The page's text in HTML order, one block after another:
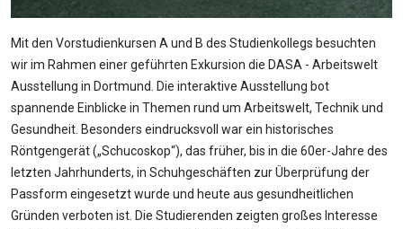
Mit den Vorstudienkursen A und B des Studienkollegs besuchten
wir im Rahmen einer geführten Exkursion die DASA - Arbeitswelt
Ausstellung in Dortmund. Die interaktive Ausstellung bot
spannende Einblicke in Themen rund um Arbeitswelt, Technik und
Gesundheit. Besonders eindrucksvoll war ein historisches
Röntgengerät („Schucoskop“), das früher, bis in die 60er-Jahre des
letzten Jahrhunderts, in Schuhgeschäften zur Überprüfung der
Passform eingesetzt wurde und heute aus gesundheitlichen
Gründen verboten ist. Die Studierenden zeigten großes Interesse